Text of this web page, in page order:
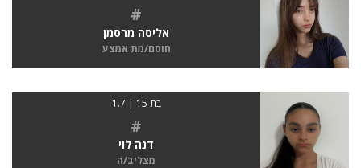
#
אליסה מרסמן
חוסם/מת אמצע
בת 15 | 1.7
#
דנה לוי
מצליב/ה